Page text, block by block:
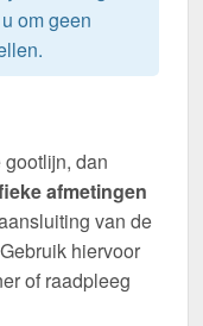
om geen
dan
afmetingen
van de
hiervoor
of raadpleeg